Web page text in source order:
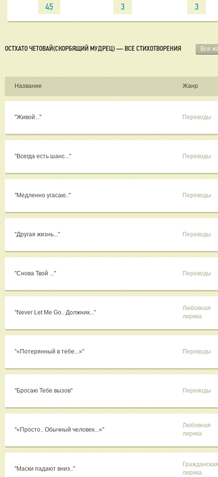
45 3 3
ОСТХАТО ЧЕТОВАЙ(СКОРБЯЩИЙ МУДРЕЦ) — ВСЕ СТИХОТВОРЕНИЯ Все
Название Жанр
"Живой..." Переводы
"Всегда есть шанс..." Переводы
"Медленно угасаю.." Переводы
"Другая жизнь..." Переводы
"Снова Твой ..." Переводы
"Never Let Me Go.. Должник..."
Любовная
лирика
"«Потерянный в тебе...»" Переводы
"Бросаю Тебе вызов" Переводы
"«Просто.. Обычный человек...»"
Любовная
лирика
"Маски падают вниз.."
Гражданская
лирика